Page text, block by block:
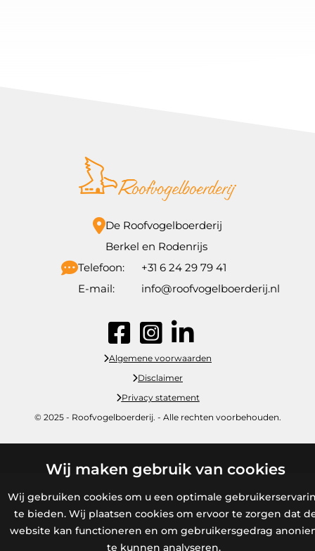
Wij maken gebruik van cookies
Wij gebruiken cookies om u een optimale
te bieden. Wij plaatsen cookies om ervoor te zorgen dat
website kan functioneren en om gebruikersgedrag
te kunnen analyseren.
De Roofvogelboerderij
Berkel en Rodenrijs
Telefoon:
+31 6 24 29 79 41
E-mail:
info@roofvogelboerderij.nl
© 2025 - Roofvogelboerderij. - Alle rechten voorbehouden.
Algemene voorwaarden
Disclaimer
Privacy statement